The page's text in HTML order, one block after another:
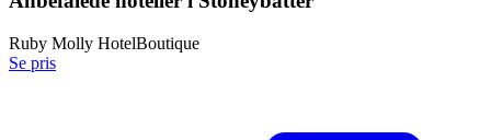
Ruby Molly HotelBoutique
Se pris